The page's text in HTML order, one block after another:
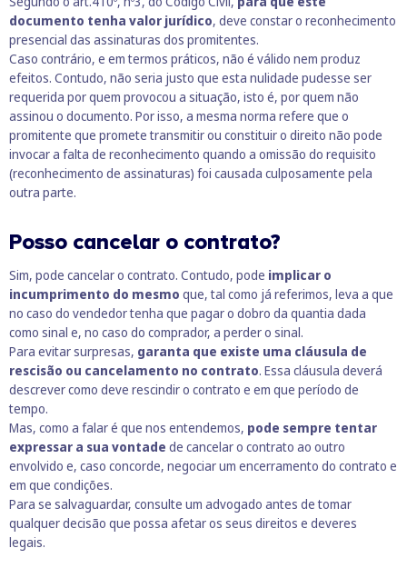
documento tenha valor jurídico, deve constar o reconhecimento
presencial das assinaturas dos promitentes.
Caso contrário, e em termos práticos, não é válido nem produz
efeitos. Contudo, não seria justo que esta nulidade pudesse ser
requerida por quem provocou a situação, isto é, por quem não
assinou o documento. Por isso, a mesma norma refere que o
promitente que promete transmitir ou constituir o direito não pode
invocar a falta de reconhecimento quando a omissão do requisito
(reconhecimento de assinaturas) foi causada culposamente pela
outra parte.
Posso cancelar o contrato?
Sim, pode cancelar o contrato. Contudo, pode implicar o
incumprimento do mesmo que, tal como já referimos, leva a que
no caso do vendedor tenha que pagar o dobro da quantia dada
como sinal e, no caso do comprador, a perder o sinal.
Para evitar surpresas, garanta que existe uma cláusula de
rescisão ou cancelamento no contrato. Essa cláusula deverá
descrever como deve rescindir o contrato e em que período de
tempo.
Mas, como a falar é que nos entendemos, pode sempre tentar
expressar a sua vontade de cancelar o contrato ao outro
envolvido e, caso concorde, negociar um encerramento do contrato e
em que condições.
Para se salvaguardar, consulte um advogado antes de tomar
qualquer decisão que possa afetar os seus direitos e deveres
legais.